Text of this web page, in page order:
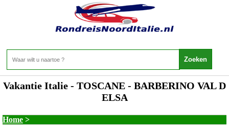
Vakantie Italie - TOSCANE - BARBERINO VAL D
ELSA
Home >